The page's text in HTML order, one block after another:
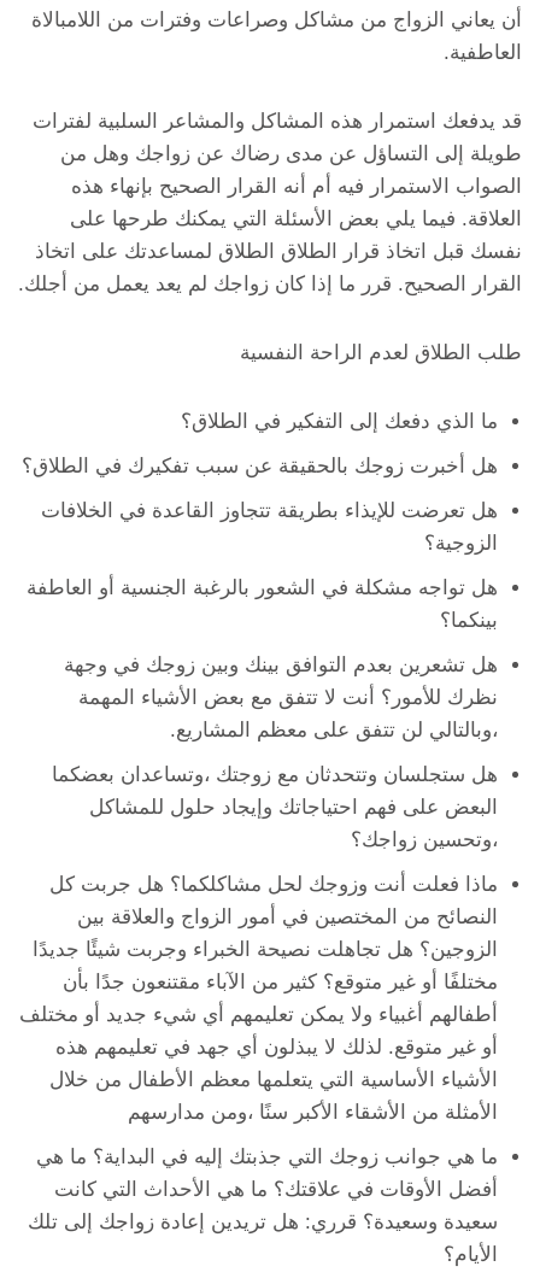
أن يعاني الزواج من مشاكل وصراعات وفترات من اللامبالاة
العاطفية.
قد يدفعك استمرار هذه المشاكل والمشاعر السلبية لفترات
طويلة إلى التساؤل عن مدى رضاك ​​عن زواجك وهل من
الصواب الاستمرار فيه أم أنه القرار الصحيح بإنهاء هذه
العلاقة. فيما يلي بعض الأسئلة التي يمكنك طرحها على
نفسك قبل اتخاذ قرار الطلاق الطلاق لمساعدتك على اتخاذ
القرار الصحيح. قرر ما إذا كان زواجك لم يعد يعمل من أجلك.
طلب الطلاق لعدم الراحة النفسية
ما الذي دفعك إلى التفكير في الطلاق؟
هل أخبرت زوجك بالحقيقة عن سبب تفكيرك في الطلاق؟
هل تعرضت للإيذاء بطريقة تتجاوز القاعدة في الخلافات
الزوجية؟
هل تواجه مشكلة في الشعور بالرغبة الجنسية أو العاطفة
بينكما؟
هل تشعرين بعدم التوافق بينك وبين زوجك في وجهة
نظرك للأمور؟ أنت لا تتفق مع بعض الأشياء المهمة
،وبالتالي لن تتفق على معظم المشاريع.
هل ستجلسان وتتحدثان مع زوجتك ،وتساعدان بعضكما
البعض على فهم احتياجاتك وإيجاد حلول للمشاكل
،وتحسين زواجك؟
ماذا فعلت أنت وزوجك لحل مشاكلكما؟ هل جربت كل
النصائح من المختصين في أمور الزواج والعلاقة بين
الزوجين؟ هل تجاهلت نصيحة الخبراء وجربت شيئًا جديدًا
مختلفًا أو غير متوقع؟ كثير من الآباء مقتنعون جدًا بأن
أطفالهم أغبياء ولا يمكن تعليمهم أي شيء جديد أو مختلف
أو غير متوقع. لذلك لا يبذلون أي جهد في تعليمهم هذه
الأشياء الأساسية التي يتعلمها معظم الأطفال من خلال
الأمثلة من الأشقاء الأكبر سنًا ،ومن مدارسهم
ما هي جوانب زوجك التي جذبتك إليه في البداية؟ ما هي
أفضل الأوقات في علاقتك؟ ما هي الأحداث التي كانت
سعيدة وسعيدة؟ قرري: هل تريدين إعادة زواجك إلى تلك
الأيام؟